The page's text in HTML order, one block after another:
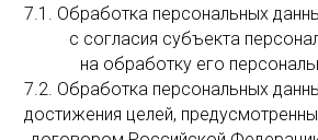
7.1. Обработка персональных
с согласия субъекта
на обработку его
7.2. Обработка персональных
достижения целей,